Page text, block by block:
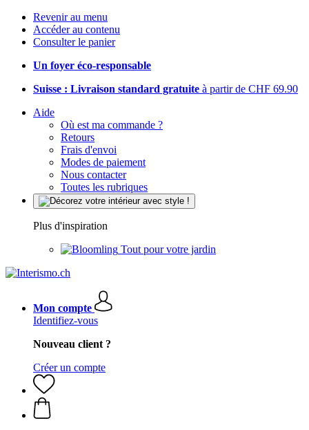
Revenir au menu
Accéder au contenu
Consulter le panier
Un foyer éco-responsable
Suisse : Livraison standard gratuite à partir de CHF 69.90
Aide
Où est ma commande ?
Retours
Frais d'envoi
Modes de paiement
Nous contacter
Toutes les rubriques
Plus d'inspiration
Tout pour votre jardin
Mon compte
Identifiez-vous
Nouveau client ?
Créer un compte